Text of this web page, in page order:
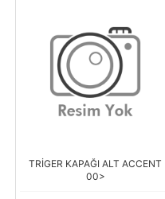
TRİGER KAPAĞI ALT ACCENT
00>